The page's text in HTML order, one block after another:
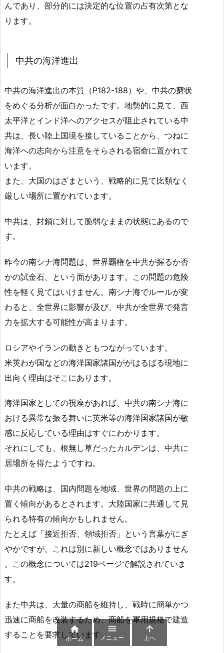
んであり、部分的には決定的な位置の占有次第とな
ります。
中共の海洋進出
中共の海洋進出の本質（P182-188）や、中共の窮状
をめぐる分析が面白かったです。地勢的に見て、西
太平洋とインド洋へのアクセスが阻止されている中
共は、長い陸上国境を接していることから、つねに
海洋への志向から注意をそらされる宿命に置かれて
います。
また、大国のはざまという、戦略的に見て比類なく
厳しい場所に置かれています。
中共は、封鎖に対して脆弱なままの状態にあるので
す。
昨今の南シナ海問題は、世界覇権を中共が握るか否
かの試金石、という面があります。この問題の危険
性を軽く見てはいけません。南シナ海でルールが変
わると、全世界に影響が及び、中共が全世界で発言
力を拡大する可能性が高まります。
ロシアやイランの動きともつながっています。
米英わが国などの海洋国家諸国ががはるばる現地に
出向く理由はそこにあります。
海洋国家としての視座があれば、中共の南シナ海に
おける異常な振る舞いに英米等の海洋国家諸国が敏
感に反応している理由はすぐにわかります。
それにしても、根無し草だったカルデンは、中共に
居場所を得たようですね。
中共の戦略は、国内問題を地域、世界の問題の上に
置く傾向があるとされます。大陸国家に共通して見
られる特有の傾向かもしれません。
たとえば「接近拒否、領域拒否」という言葉がにぎ
やかですが、これは別に新しい概念ではありません
。この概念については219ページで解説されていま
す。
また中共は、大量の商船を維持し、戦時に簡単かつ
迅速に商船を改装するため、商船を軍用規格で建造
することを要求しています。

ホーム

メニュー

上へ